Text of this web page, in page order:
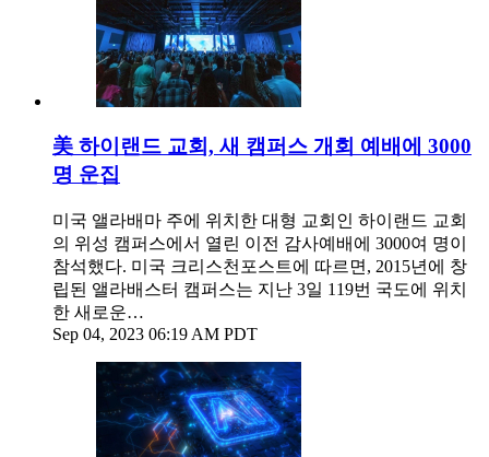
美 하이랜드 교회, 새 캠퍼스 개회 예배에 3000
명 운집
미국 앨라배마 주에 위치한 대형 교회인 하이랜드 교회
의 위성 캠퍼스에서 열린 이전 감사예배에 3000여 명이
참석했다. 미국 크리스천포스트에 따르면, 2015년에 창
립된 앨라배스터 캠퍼스는 지난 3일 119번 국도에 위치
한 새로운…
Sep 04, 2023 06:19 AM PDT